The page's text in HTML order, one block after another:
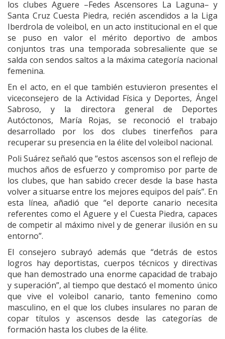
los clubes Aguere –Fedes Ascensores La Laguna– y
Santa Cruz Cuesta Piedra, recién ascendidos a la Liga
Iberdrola de voleibol, en un acto institucional en el que
se puso en valor el mérito deportivo de ambos
conjuntos tras una temporada sobresaliente que se
salda con sendos saltos a la máxima categoría nacional
femenina.
En el acto, en el que también estuvieron presentes el
viceconsejero de la Actividad Física y Deportes, Ángel
Sabroso, y la directora general de Deportes
Autóctonos, María Rojas, se reconoció el trabajo
desarrollado por los dos clubes tinerfeños para
recuperar su presencia en la élite del voleibol nacional.
Poli Suárez señaló que “estos ascensos son el reflejo de
muchos años de esfuerzo y compromiso por parte de
los clubes, que han sabido crecer desde la base hasta
volver a situarse entre los mejores equipos del país”. En
esta línea, añadió que “el deporte canario necesita
referentes como el Aguere y el Cuesta Piedra, capaces
de competir al máximo nivel y de generar ilusión en su
entorno”.
El consejero subrayó además que “detrás de estos
logros hay deportistas, cuerpos técnicos y directivas
que han demostrado una enorme capacidad de trabajo
y superación”, al tiempo que destacó el momento único
que vive el voleibol canario, tanto femenino como
masculino, en el que los clubes insulares no paran de
copar títulos y ascensos desde las categorías de
formación hasta los clubes de la élite.